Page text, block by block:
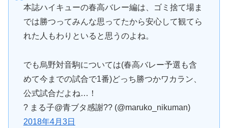
本誌ハイキューの春高バレー編は、ゴミ捨て場ま
では勝つってみんな思ってたから安心して観てら
れた人もわりといると思うのよね。
でも烏野対音駒については(春高バレー予選も含
めて今までの試合で1番)どっち勝つかワカラン、
公式試合だよね…！
? まる子@青ブタ感謝?? (@maruko_nikuman)
2018年4月3日